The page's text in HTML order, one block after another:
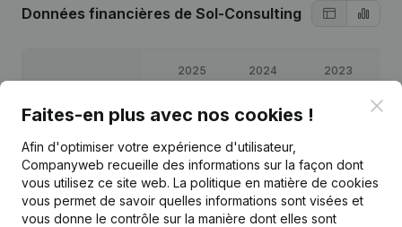
Données financières de Sol-Consulting
2025 2024 2023
Bénéfices/pertes €24 592 €40 442 €
Capitaux propres 439 005 €414 413 € 407 530
Marge brute €39 900 €64 891 €58 674
Faites-en plus avec nos cookies !
Afin d'optimiser votre expérience d'utilisateur,
Companyweb recueille des informations sur la façon dont
vous utilisez ce site web. La politique en matière de cookies
vous permet de savoir quelles informations sont visées et
vous donne le contrôle sur la manière dont elles sont